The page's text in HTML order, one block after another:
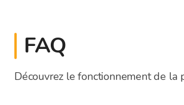
FAQ
Découvrez le fonctionnement de la